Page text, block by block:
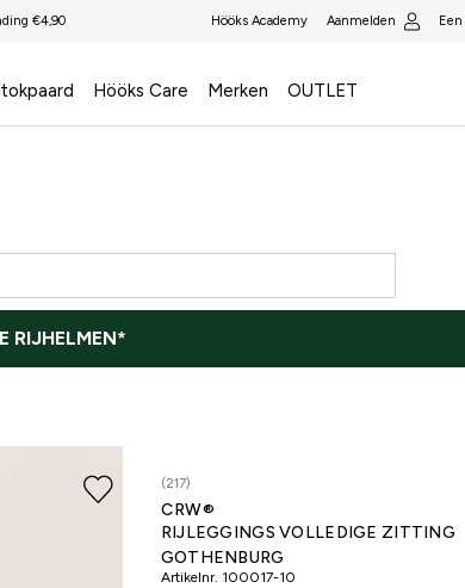
€4,90 Hööks Academy Aanmelden
Hööks Care Merken OUTLET
RIJHELMEN*
(217)
CRW®
RIJLEGGINGS VOLLEDIGE ZITTING
GOTHENBURG
Artikelnr. 100017-10